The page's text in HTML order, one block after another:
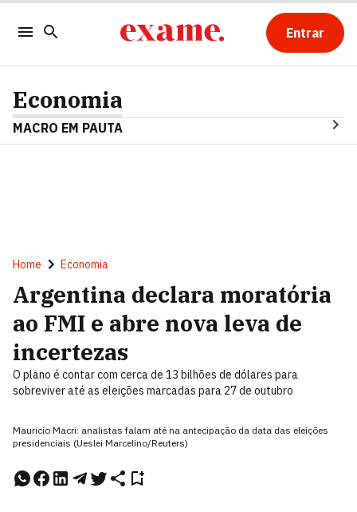
Entrar
Economia
MACRO EM PAUTA
Home Economia
Argentina declara moratória
ao FMI e abre nova leva de
incertezas
O plano é contar com cerca de 13 bilhões de dólares para
sobreviver até as eleições marcadas para 27 de outubro
Mauricio Macri: analistas falam até na antecipação da data das eleições
presidenciais (Ueslei Marcelino/Reuters)